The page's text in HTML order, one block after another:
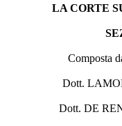
LA CORTE
Composta
Dott.
Dott. DE